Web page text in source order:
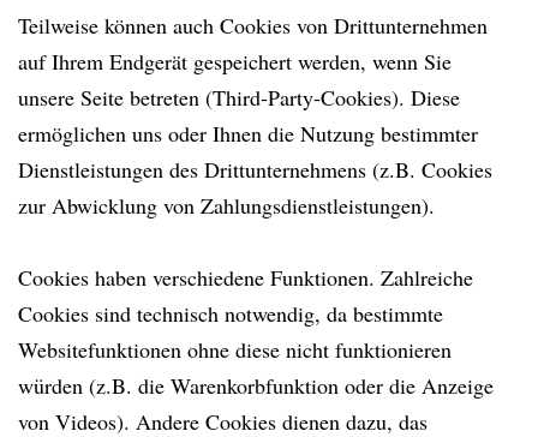
Teilweise können auch Cookies von Drittunternehmen
auf Ihrem Endgerät gespeichert werden, wenn Sie
unsere Seite betreten (Third-Party-Cookies). Diese
ermöglichen uns oder Ihnen die Nutzung bestimmter
Dienstleistungen des Drittunternehmens (z.B. Cookies
zur Abwicklung von Zahlungsdienstleistungen).
Cookies haben verschiedene Funktionen. Zahlreiche
Cookies sind technisch notwendig, da bestimmte
Websitefunktionen ohne diese nicht funktionieren
würden (z.B. die Warenkorbfunktion oder die Anzeige
von Videos). Andere Cookies dienen dazu, das